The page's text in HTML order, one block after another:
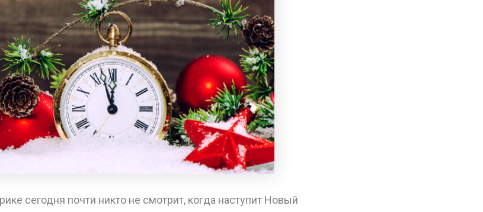
сегодня почти никто не смотрит, когда наступит Новый